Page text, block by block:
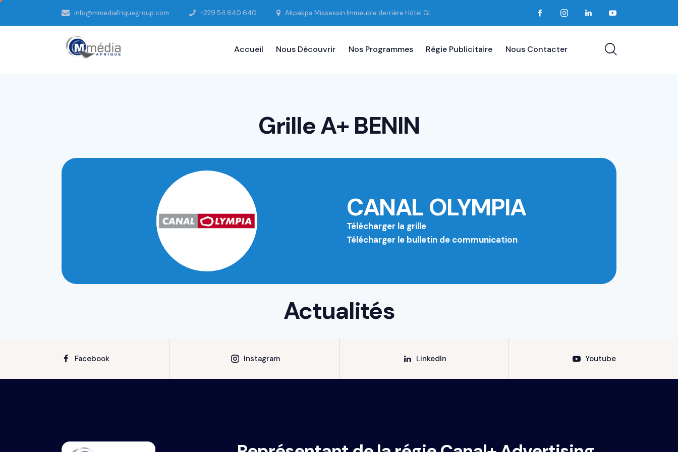
info@mmediafriquegroup.com +229 54 640 640 Akpakpa Missessin Immeuble derrière Hôtel GL
Accueil Nous Découvrir Nos Programmes Régie Publicitaire Nous Contacter
Grille A+ BENIN
CANAL OLYMPIA
Télécharger la grille
Télécharger le bulletin de communication
Actualités
Facebook Instagram LinkedIn Youtube